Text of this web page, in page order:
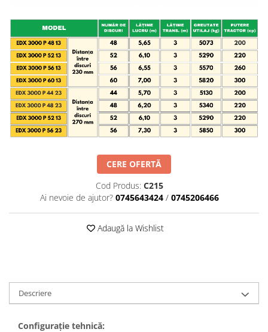
Mașini pentru săpat
Mașini Împrăștiat Amendamente
Mașini Împrăștiat Sare
Pluguri
Pluguri Reversibile
Pluguri Rotative
Prășitori
Remorci Transfer Cereale
Remorci Transport
Remorci Împrăștiat Gunoi
Semănători Prășitoare
Semănători Păioase
CERE OFERTĂ
Cod Produs: C215
Ai nevoie de ajutor? 0745643424 / 0745206466
Adaugă la Wishlist
Descriere
Configuraţie tehnică: